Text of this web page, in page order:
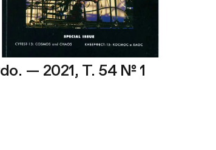
— 2021, Т. 54 № 1